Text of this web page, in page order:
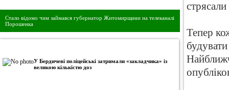
Стало відомо чим займався губернатор Житомирщини на телеканалі
Порошенка
У Бердичеві поліцейські затримали «закладчика» із
великою кількістю доз
Тепер